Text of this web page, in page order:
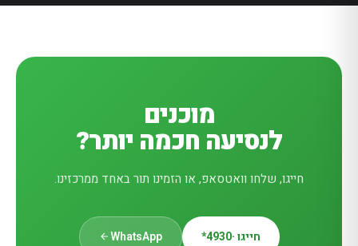
מוכנים
לנסיעה חכמה יותר?
חייגו, שלחו וואטסאפ, או הזמינו תור באחד ממרכזינו.
חייגו ·*4930
WhatsApp